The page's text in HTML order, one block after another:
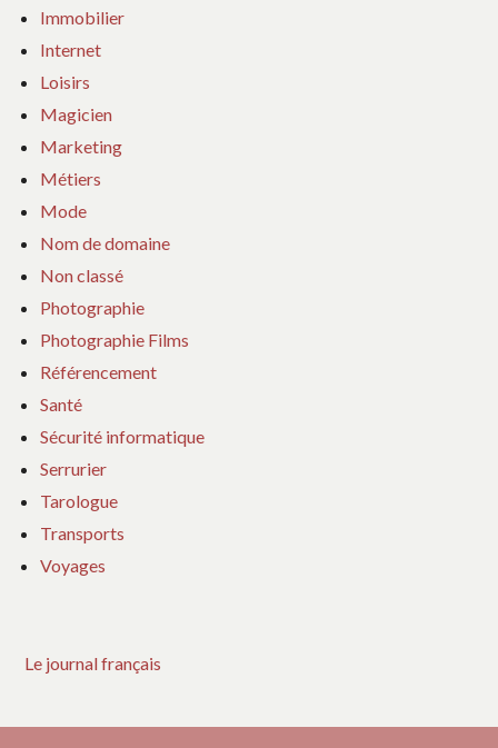
Immobilier
Internet
Loisirs
Magicien
Marketing
Métiers
Mode
Nom de domaine
Non classé
Photographie
Photographie Films
Référencement
Santé
Sécurité informatique
Serrurier
Tarologue
Transports
Voyages
Le journal français